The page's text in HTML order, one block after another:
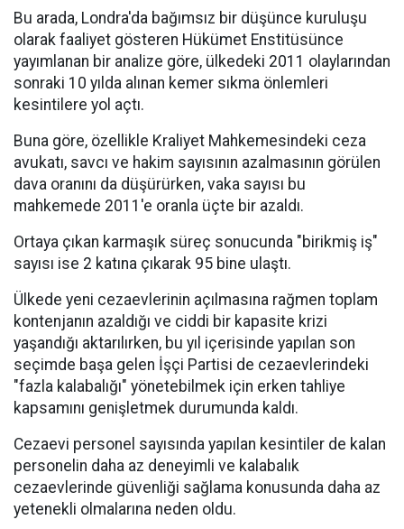
Bu arada, Londra'da bağımsız bir düşünce kuruluşu
olarak faaliyet gösteren Hükümet Enstitüsünce
yayımlanan bir analize göre, ülkedeki 2011 olaylarından
sonraki 10 yılda alınan kemer sıkma önlemleri
kesintilere yol açtı.
Buna göre, özellikle Kraliyet Mahkemesindeki ceza
avukatı, savcı ve hakim sayısının azalmasının görülen
dava oranını da düşürürken, vaka sayısı bu
mahkemede 2011'e oranla üçte bir azaldı.
Ortaya çıkan karmaşık süreç sonucunda "birikmiş iş"
sayısı ise 2 katına çıkarak 95 bine ulaştı.
Ülkede yeni cezaevlerinin açılmasına rağmen toplam
kontenjanın azaldığı ve ciddi bir kapasite krizi
yaşandığı aktarılırken, bu yıl içerisinde yapılan son
seçimde başa gelen İşçi Partisi de cezaevlerindeki
"fazla kalabalığı" yönetebilmek için erken tahliye
kapsamını genişletmek durumunda kaldı.
Cezaevi personel sayısında yapılan kesintiler de kalan
personelin daha az deneyimli ve kalabalık
cezaevlerinde güvenliği sağlama konusunda daha az
yetenekli olmalarına neden oldu.